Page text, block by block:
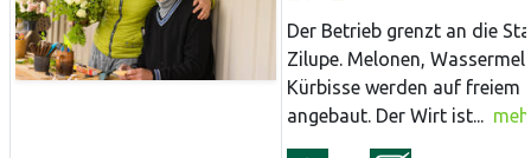
Der Betrieb grenzt an die
Zilupe. Melonen,
Kürbisse werden auf freiem
angebaut. Der Wirt ist...